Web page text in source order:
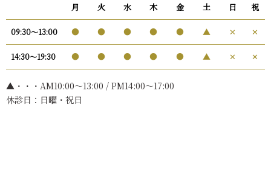
月 火 水 木 金 土 日 祝
09:30〜13:00 ● ● ● ● ● ▲ ✕ ✕
14:30〜19:30 ● ● ● ● ● ▲ ✕ ✕
▲・・・AM10:00〜13:00 / PM14:00～17:00
休診日：日曜・祝日